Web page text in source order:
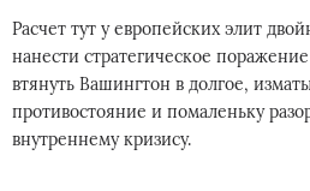
Расчет тут у европейских элит
нанести стратегическое
втянуть Вашингтон в долгое,
противостояние и помаленьку
внутреннему кризису.